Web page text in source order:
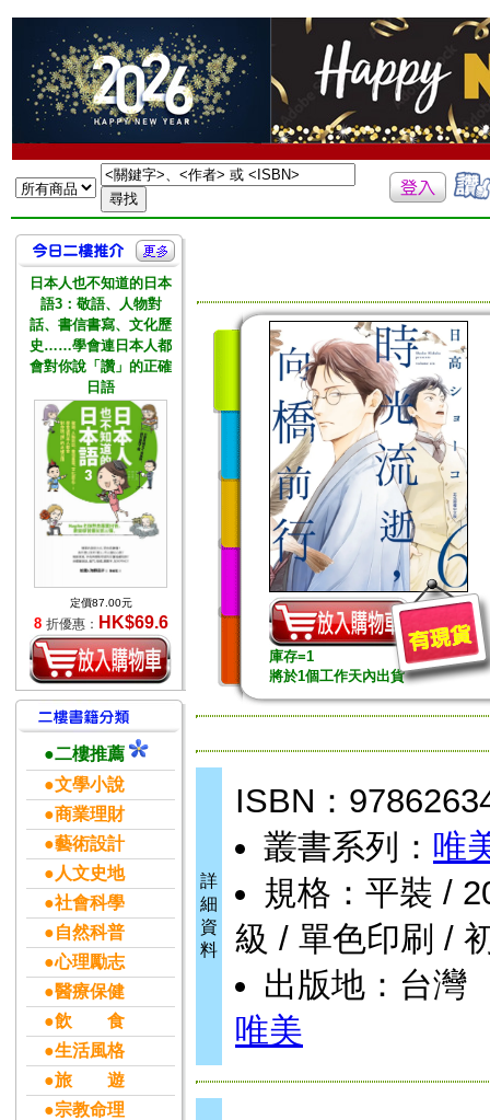
日本人也不知道的日本
語3：敬語、人物對
話、書信書寫、文化歷
史……學會連日本人都
會對你說「讚」的正確
日語
定價87.00元
8 折優惠： HK$69.6
●二樓推薦
●文學小說
●商業理財
●藝術設計
●人文史地
●社會科學
●自然科普
●心理勵志
●醫療保健
●飲 食
●生活風格
●旅 遊
●宗教命理
庫存=1
將於1個工作天內出貨
詳
細
資
料
ISBN：
叢書系列： 唯
規格：平裝 /
級 / 單色印刷 /
出版地：台灣
唯美